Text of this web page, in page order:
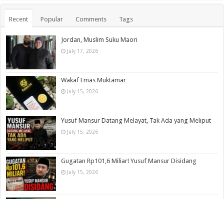
Recent Popular Comments Tags
Jordan, Muslim Suku Maori
July 17, 2026
Wakaf Emas Muktamar
July 15, 2026
Yusuf Mansur Datang Melayat, Tak Ada yang Meliput
July 15, 2026
Gugatan Rp101,6 Miliar! Yusuf Mansur Disidang
July 15, 2026